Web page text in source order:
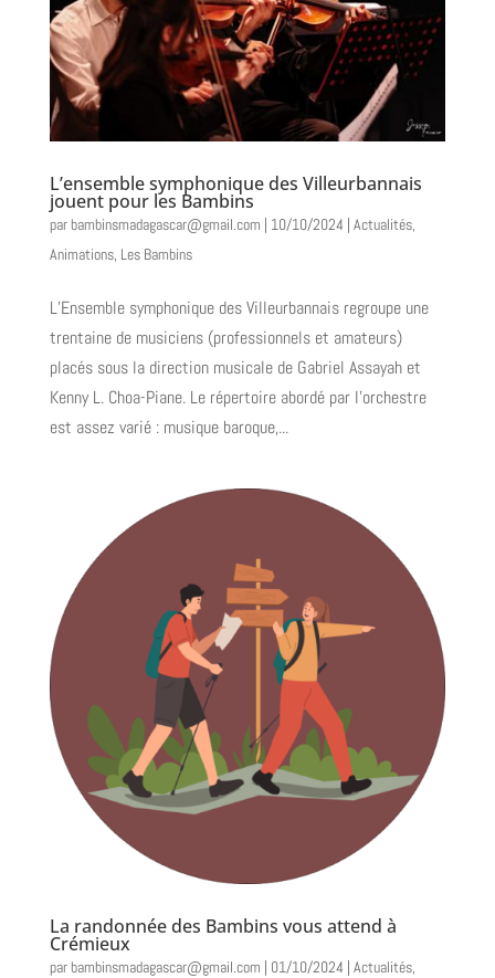
L’ensemble symphonique des Villeurbannais
jouent pour les Bambins
parbambinsmadagascar@gmail.com | 10/10/2024 | Actualités,
Animations, Les Bambins
L’Ensemble symphonique des Villeurbannais regroupe une
trentaine de musiciens (professionnels et amateurs)
placés sous la direction musicale de Gabriel Assayah et
Kenny L. Choa-Piane. Le répertoire abordé par l’orchestre
est assez varié : musique baroque,...
La randonnée des Bambins vous attend à
Crémieux
parbambinsmadagascar@gmail.com | 01/10/2024 | Actualités,